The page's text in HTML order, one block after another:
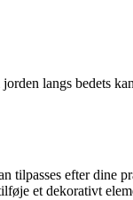
langs bedets
tilpasses efter dine
et dekorativt